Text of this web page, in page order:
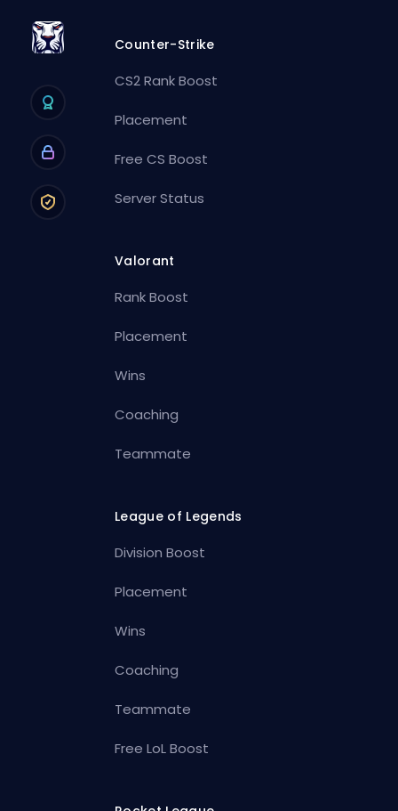
Counter-Strike
CS2 Rank Boost
Placement
Free CS Boost
Server Status
Valorant
Rank Boost
Placement
Wins
Coaching
Teammate
League of Legends
Division Boost
Placement
Wins
Coaching
Teammate
Free LoL Boost